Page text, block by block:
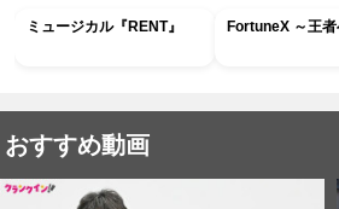
ミュージカル『RENT』 FortuneX ～王者
おすすめ動画